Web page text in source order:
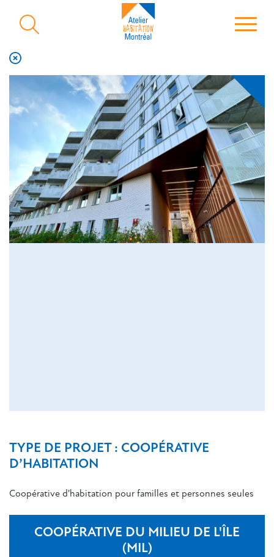
TYPE DE PROJET : COOPÉRATIVE
D’HABITATION
Coopérative d'habitation pour familles et personnes seules
COOPÉRATIVE DU MILIEU DE L'ÎLE
(MIL)